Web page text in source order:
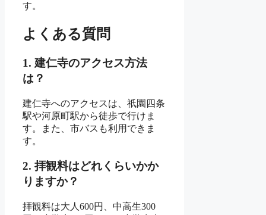
す。
よくある質問
1. 建仁寺のアクセス方法
は？
建仁寺へのアクセスは、祇園四条
駅や河原町駅から徒歩で行けま
す。また、市バスも利用できま
す。
2. 拝観料はどれくらいかか
りますか？
拝観料は大人600円、中高生300